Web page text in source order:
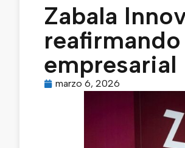
Zabala
empresarial
marzo 6, 2026